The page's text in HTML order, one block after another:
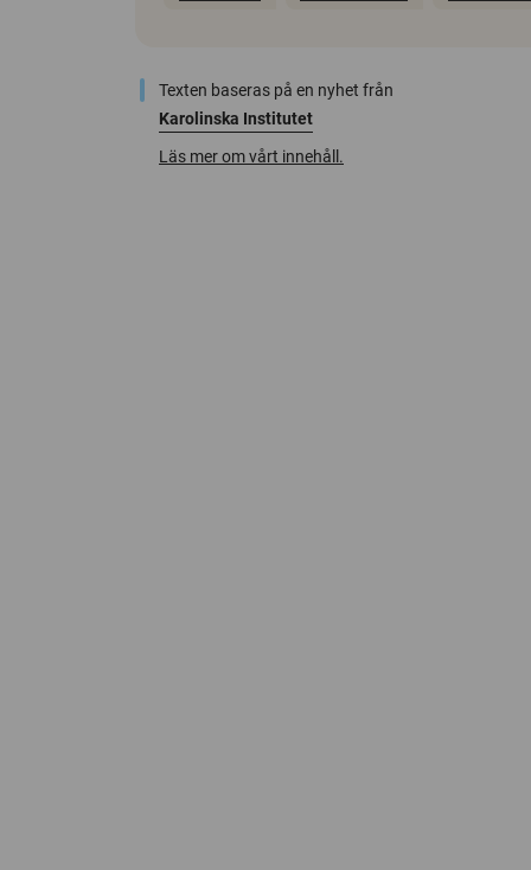
Texten baseras på en nyhet från
Karolinska Institutet
Läs mer om vårt innehåll.